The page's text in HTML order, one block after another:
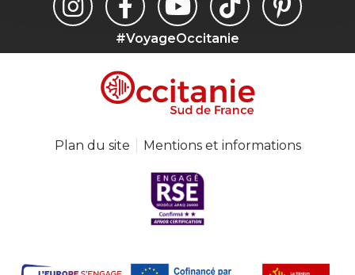
#VoyageOccitanie
Plan du site Mentions et informations